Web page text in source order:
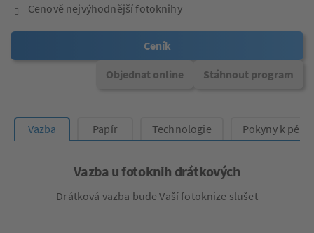
Cenově nejvýhodnější fotoknihy
Ceník
Objednat online Stáhnout program
Vazba Papír Technologie Pokyny k péči
Vazba u fotoknih drátkových
Drátková vazba bude Vaší fotoknize slušet